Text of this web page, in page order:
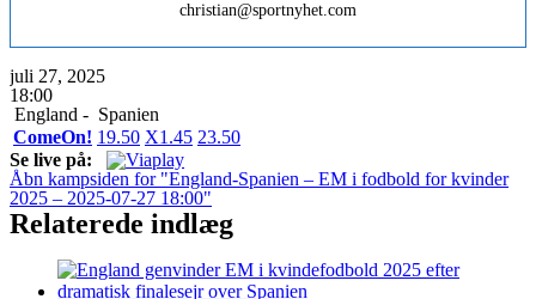
christian@sportnyhet.com
juli 27, 2025
18:00
England - Spanien
ComeOn! 19.50 X1.45 23.50
Se live på:
Åbn kampsiden for "England-Spanien – EM i fodbold for kvinder
2025 – 2025-07-27 18:00"
Relaterede indlæg